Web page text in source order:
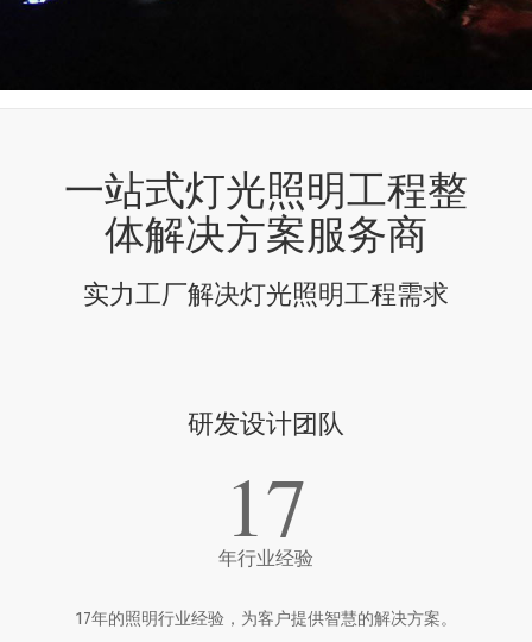
一站式灯光照明工程整
体解决方案服务商
实力工厂解决灯光照明工程需求
研发设计团队
17
年行业经验
17年的照明行业经验，为客户提供智慧的解决方案。